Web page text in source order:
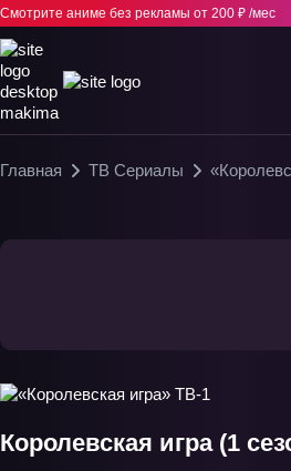
Смотрите аниме без рекламы от 200 ₽ /мес
Главная ТВ Сериалы
Королевская игра (1